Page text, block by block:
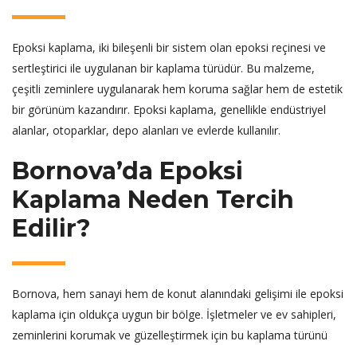
Epoksi kaplama, iki bileşenli bir sistem olan epoksi reçinesi ve
sertleştirici ile uygulanan bir kaplama türüdür. Bu malzeme,
çeşitli zeminlere uygulanarak hem koruma sağlar hem de estetik
bir görünüm kazandırır. Epoksi kaplama, genellikle endüstriyel
alanlar, otoparklar, depo alanları ve evlerde kullanılır.
Bornova’da Epoksi
Kaplama Neden Tercih
Edilir?
Bornova, hem sanayi hem de konut alanındaki gelişimi ile epoksi
kaplama için oldukça uygun bir bölge. İşletmeler ve ev sahipleri,
zeminlerini korumak ve güzelleştirmek için bu kaplama türünü